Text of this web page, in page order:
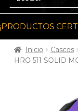
¡PRODUCTOS
Inicio Cascos
HRO 511 SOLID